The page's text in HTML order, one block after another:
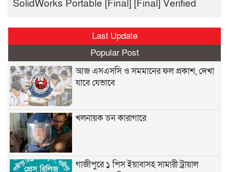
SolidWorks Portable [Final] [Final] Verified
Last Update
Popular Post
আজ এসএসসি ও সমমানের ফল প্রকাশ, দেখা
যাবে যেভাবে
খলনায়ক ডন কারাগারে
গাজীপুরে ১ পিস ইয়াবাসহ সামারী ট্রায়াল